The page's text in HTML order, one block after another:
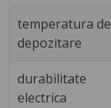
temperatura de
depozitare
durabilitate
electrica